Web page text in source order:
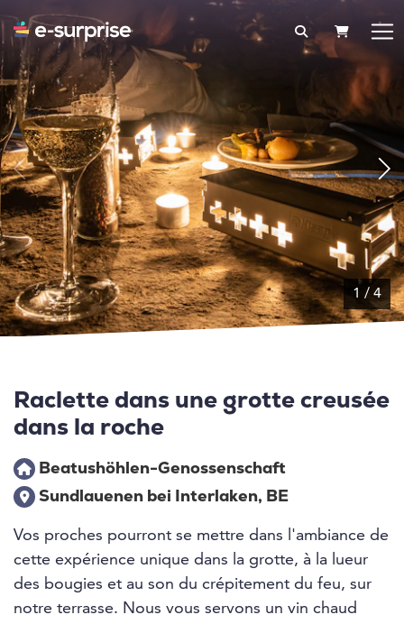
PANIER
1 / 4
Raclette dans une grotte creusée
dans la roche
Beatushöhlen-Genossenschaft
Sundlauenen bei Interlaken, BE
Vos proches pourront se mettre dans l'ambiance de
cette expérience unique dans la grotte, à la lueur
des bougies et au son du crépitement du feu, sur
notre terrasse. Nous vous servons un vin chaud